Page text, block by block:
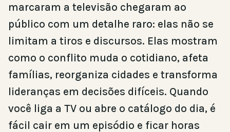
marcaram a televisão chegaram ao
público com um detalhe raro: elas não se
limitam a tiros e discursos. Elas mostram
como o conflito muda o cotidiano, afeta
famílias, reorganiza cidades e transforma
lideranças em decisões difíceis. Quando
você liga a TV ou abre o catálogo do dia, é
fácil cair em um episódio e ficar horas